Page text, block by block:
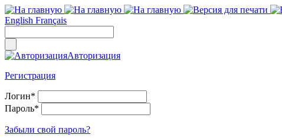
English Français
Авторизация
Регистрация
Логин*
Пароль*
Забыли свой пароль?